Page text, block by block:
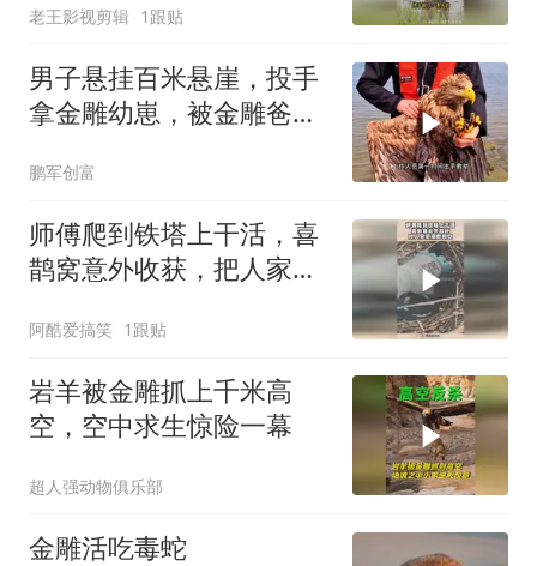
老王影视剪辑 1跟贴
男子悬挂百米悬崖，投手
拿金雕幼崽，被金雕爸爸
鹏军创富
师傅爬到铁塔上干活，喜
鹊窝意外收获，把人家家
阿酷爱搞笑 1跟贴
岩羊被金雕抓上千米高
空，空中求生惊险一幕
超人强动物俱乐部
金雕活吃毒蛇